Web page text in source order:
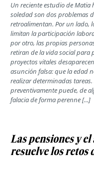
Un reciente estudio de
soledad son dos problemas
retroalimentan. Por un lado,
limitan la participación
por otro, las propias
retiran de la vida social para
proyectos vitales
asunción falsa: que la edad
realizar determinadas
preventivamente puede, de
falacia de forma perenne [...]
Las pensiones y
resuelve los retos